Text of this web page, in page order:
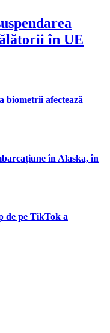
în UE
biometrii afectează
în Alaska, în
de pe TikTok a